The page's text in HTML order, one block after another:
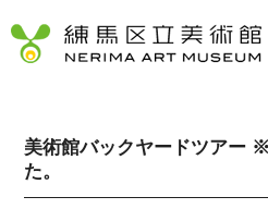
美術館バックヤードツアー
た。